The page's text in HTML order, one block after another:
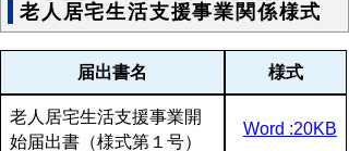
老人居宅生活支援事業関係様式
届出書名 様式
老人居宅生活支援事業開
始届出書（様式第１号）
Word :20KB